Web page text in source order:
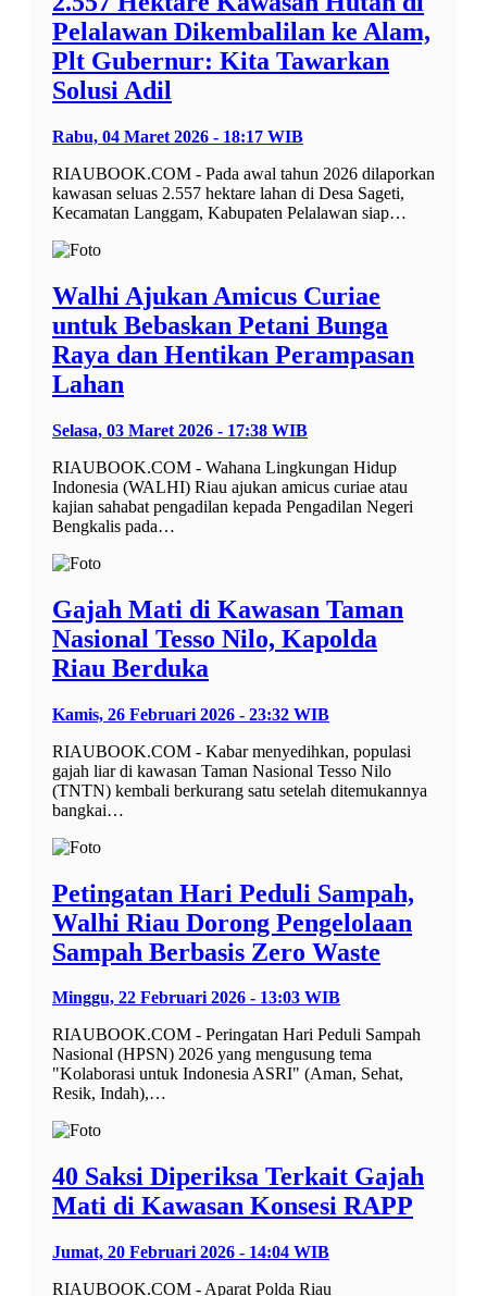
Pelalawan Dikembalilan ke Alam,
Plt Gubernur: Kita Tawarkan
Solusi Adil
Rabu, 04 Maret 2026 - 18:17 WIB
RIAUBOOK.COM - Pada awal tahun 2026 dilaporkan
kawasan seluas 2.557 hektare lahan di Desa Sageti,
Kecamatan Langgam, Kabupaten Pelalawan siap…
Walhi Ajukan Amicus Curiae
untuk Bebaskan Petani Bunga
Raya dan Hentikan Perampasan
Lahan
Selasa, 03 Maret 2026 - 17:38 WIB
RIAUBOOK.COM - Wahana Lingkungan Hidup
Indonesia (WALHI) Riau ajukan amicus curiae atau
kajian sahabat pengadilan kepada Pengadilan Negeri
Bengkalis pada…
Gajah Mati di Kawasan Taman
Nasional Tesso Nilo, Kapolda
Riau Berduka
Kamis, 26 Februari 2026 - 23:32 WIB
RIAUBOOK.COM - Kabar menyedihkan, populasi
gajah liar di kawasan Taman Nasional Tesso Nilo
(TNTN) kembali berkurang satu setelah ditemukannya
bangkai…
Petingatan Hari Peduli Sampah,
Walhi Riau Dorong Pengelolaan
Sampah Berbasis Zero Waste
Minggu, 22 Februari 2026 - 13:03 WIB
RIAUBOOK.COM - Peringatan Hari Peduli Sampah
Nasional (HPSN) 2026 yang mengusung tema
"Kolaborasi untuk Indonesia ASRI" (Aman, Sehat,
Resik, Indah),…
40 Saksi Diperiksa Terkait Gajah
Mati di Kawasan Konsesi RAPP
Jumat, 20 Februari 2026 - 14:04 WIB
RIAUBOOK.COM - Aparat Polda Riau